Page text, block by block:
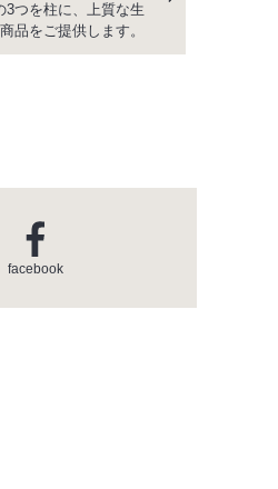
3つを柱に、上質な生
品をご提供します。
facebook